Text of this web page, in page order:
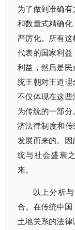
为了做到准确
和数量式精确
严厉化。所有
代表的国家利
利益，然后是
统王朝对王道理
不仅体现在这
为传统的一部
济法律制度和
发展而来的。
统与社会盛衰
来。
以上分析
合。在传统中
土地关系的法